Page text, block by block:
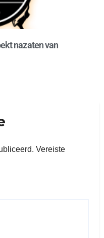
nazaten van
Vereiste